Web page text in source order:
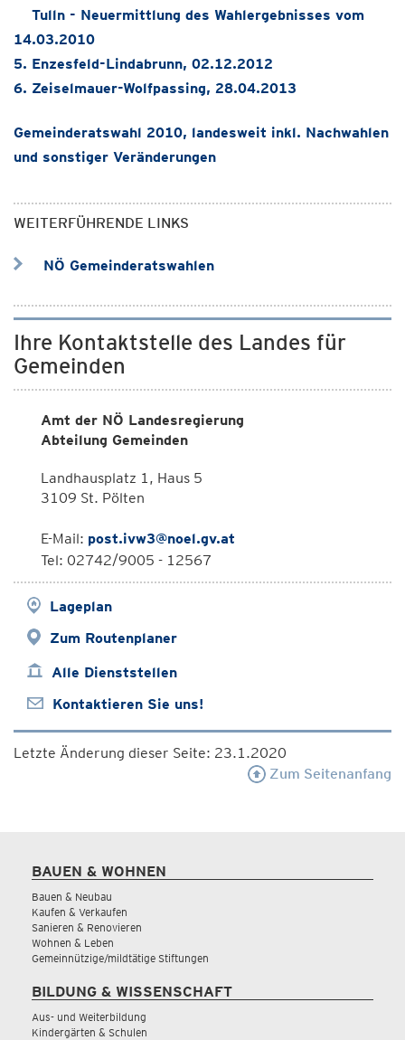
Tulln - Neuermittlung des Wahlergebnisses vom
14.03.2010
5. Enzesfeld-Lindabrunn, 02.12.2012
6. Zeiselmauer-Wolfpassing, 28.04.2013
Gemeinderatswahl 2010, landesweit inkl. Nachwahlen
und sonstiger Veränderungen
WEITERFÜHRENDE LINKS
NÖ Gemeinderatswahlen
Ihre Kontaktstelle des Landes für
Gemeinden
Amt der NÖ Landesregierung
Abteilung Gemeinden
Landhausplatz 1, Haus 5
3109 St. Pölten
E-Mail: post.ivw3@noel.gv.at
Tel: 02742/9005 - 12567
Lageplan
Zum Routenplaner
Alle Dienststellen
Kontaktieren Sie uns!
Letzte Änderung dieser Seite: 23.1.2020
Zum Seitenanfang
BAUEN & WOHNEN
Bauen & Neubau
Kaufen & Verkaufen
Sanieren & Renovieren
Wohnen & Leben
Gemeinnützige/mildtätige Stiftungen
BILDUNG & WISSENSCHAFT
Aus- und Weiterbildung
Kindergärten & Schulen